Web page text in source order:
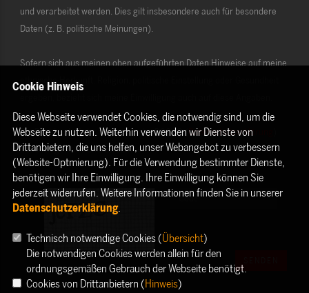
und verarbeitet werden. Dies gilt insbesondere auch für besondere
Daten (z. B. politische Meinungen).
Sofern sich aus meinen oben aufgeführten Daten Hinweise auf meine
ethnische Herkunft, Religion, politische Einstellung oder Gesundheit
Die Rechte als Betroffener aus der DSGVO ( Datenschutzerklärung
habe ich gelesen und verstanden.
Cookie Hinweis
Diese Webseite verwendet Cookies, die notwendig sind, um die
Webseite zu nutzen. Weiterhin verwenden wir Dienste von
Drittanbietern, die uns helfen, unser Webangebot zu verbessern
(Website-Optmierung). Für die Verwendung bestimmter Dienste,
benötigen wir Ihre Einwilligung. Ihre Einwilligung können Sie
jederzeit widerrufen. Weitere Informationen finden Sie in unserer
Datenschutzerklärung.
Technisch notwendige Cookies (Übersicht)
Die notwendigen Cookies werden allein für den
ordnungsgemäßen Gebrauch der Webseite benötigt.
Cookies von Drittanbietern (Hinweis)